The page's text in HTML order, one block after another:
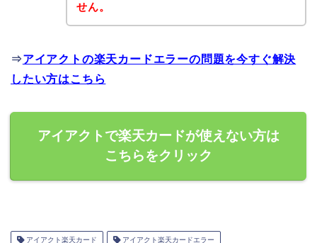
せん。
⇒アイアクトの楽天カードエラーの問題を今すぐ解決
したい方はこちら
アイアクトで楽天カードが使えない方は
こちらをクリック
アイアクト楽天カード アイアクト楽天カードエラー